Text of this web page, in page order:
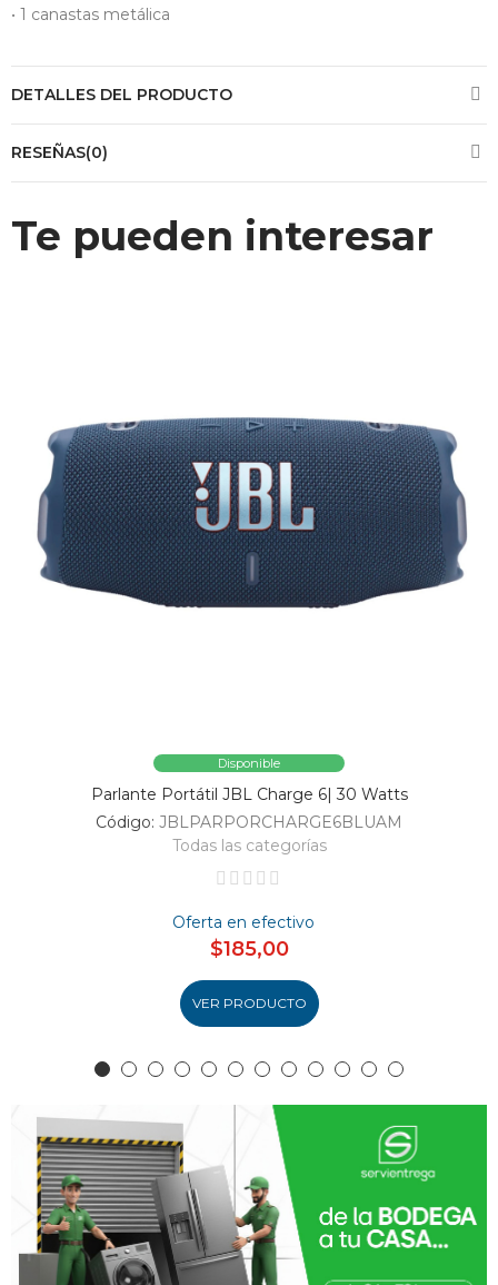
• 1 canastas metálica
DETALLES DEL PRODUCTO
RESEÑAS(0)
Te pueden interesar
Disponible
Parlante Portátil JBL Charge 6| 30 Watts
Código: JBLPARPORCHARGE6BLUAM
Todas las categorías
Oferta en efectivo
$185,00
VER PRODUCTO